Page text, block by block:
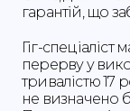
гарантій, що
Гіг-
перерву у
тривалістю 17
не визначено